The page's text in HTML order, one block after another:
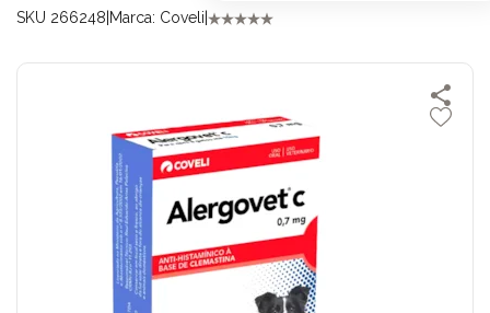
SKU 266248 Marca: Coveli